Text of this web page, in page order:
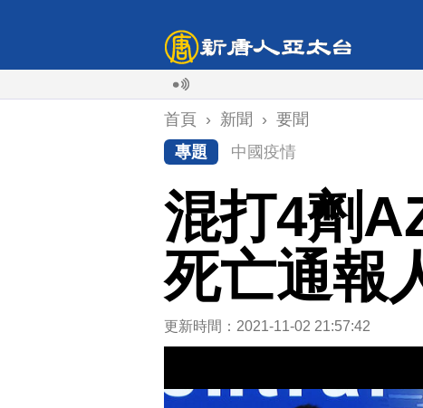
首頁 › 新聞 › 要聞
專題
中國疫情
混打4劑
死亡通報
更新時間：2021-11-02 21:57:42